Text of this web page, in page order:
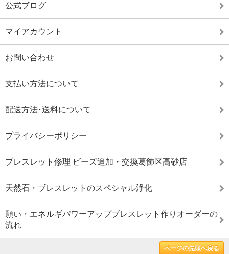
公式ブログ
マイアカウント
お問い合わせ
支払い方法について
配送方法･送料について
プライバシーポリシー
ブレスレット修理 ビーズ追加・交換葛飾区高砂店
天然石・ブレスレットのスペシャル浄化
願い・エネルギパワーアップブレスレット作りオーダーの
流れ
ページの先頭へ戻る